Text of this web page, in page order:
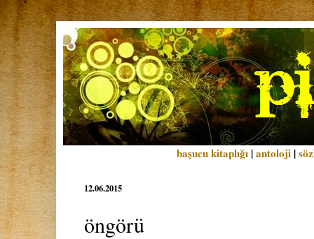
başucu kitaplığı |antoloji |
12.06.2015
öngörü